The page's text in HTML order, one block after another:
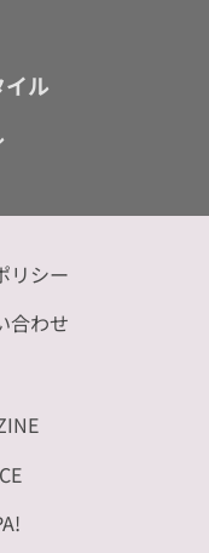
イル
リシー
合わせ